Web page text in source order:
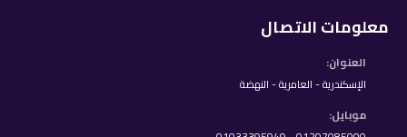
معلومات الاتصال
العنوان:
الإسكندرية - العامرية - النهضة
موبايل: